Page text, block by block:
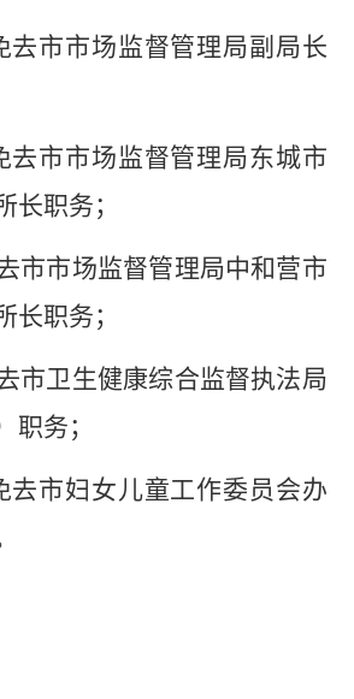
去市市场监督管理局副局长
去市市场监督管理局东城市
长职务；
市市场监督管理局中和营市
长职务；
市卫生健康综合监督执法局
职务；
去市妇女儿童工作委员会办